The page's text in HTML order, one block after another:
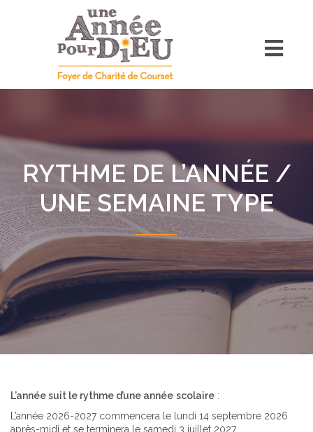
RYTHME DE L’ANNÉE /
UNE SEMAINE TYPE
L’année suit le rythme d’une année scolaire :
L’année 2026-2027 commencera le lundi 14 septembre 2026
après-midi et se terminera le samedi 3 juillet 2027.